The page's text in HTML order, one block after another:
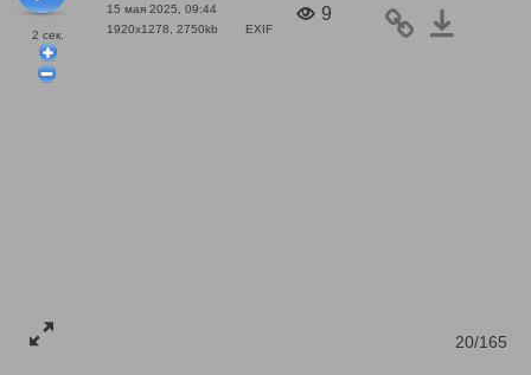
2 сек.
15 мая 2025, 09:44
1920x1278, 2750kb
EXIF
9
20/165